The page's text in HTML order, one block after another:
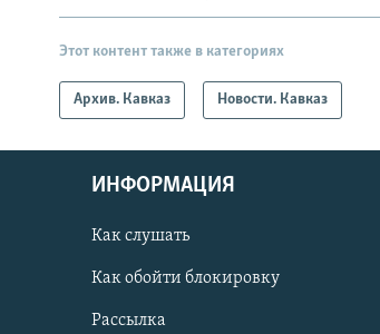
Этот контент также в категориях
Архив. Кавказ Новости. Кавказ
ИНФОРМАЦИЯ
Как слушать
Как обойти блокировку
Рассылка